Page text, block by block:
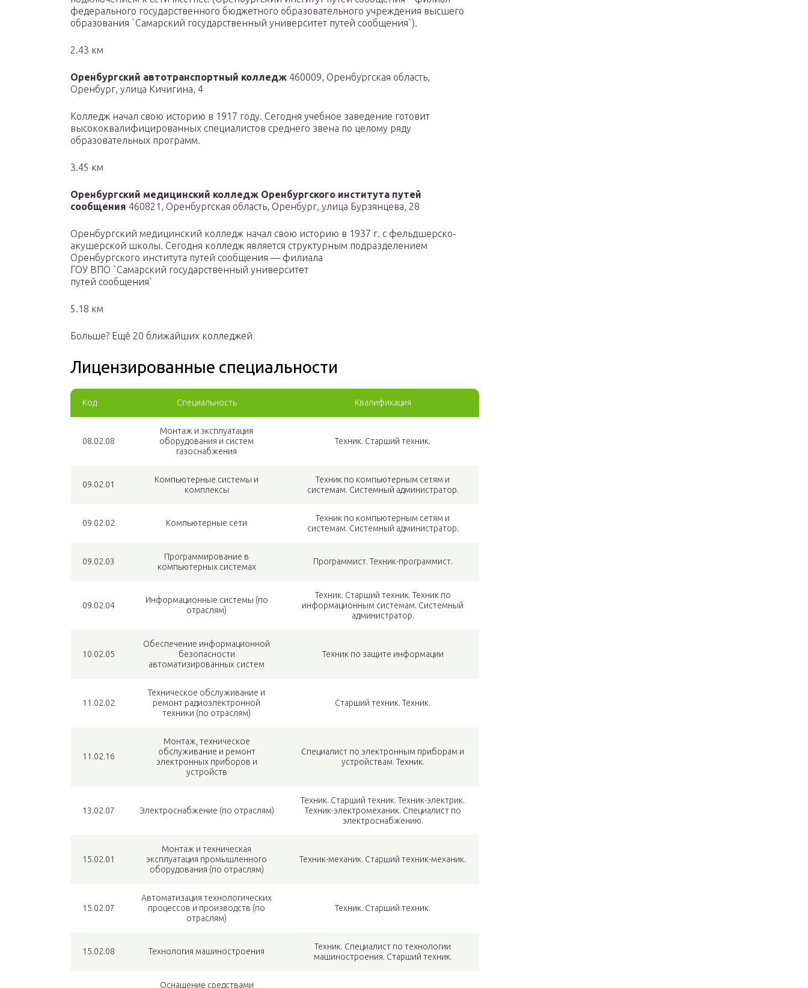
федерального государственного бюджетного образовательного учреждения высшего
образования `Самарский государственный университет путей сообщения`).
2.43 км
Оренбургский автотранспортный колледж 460009, Оренбургская область,
Оренбург, улица Кичигина, 4
Колледж начал свою историю в 1917 году. Сегодня учебное заведение готовит
высококвалифицированных специалистов среднего звена по целому ряду
образовательных программ.
3.45 км
Оренбургский медицинский колледж Оренбургского института путей
сообщения 460821, Оренбургская область, Оренбург, улица Бурзянцева, 28
Оренбургский медицинский колледж начал свою историю в 1937 г. с фельдшерско-
акушерской школы. Сегодня колледж является структурным подразделением
Оренбургского института путей сообщения — филиала
ГОУ ВПО `Самарский государственный университет
путей сообщения`
5.18 км
Больше? Ещё 20 ближайших колледжей
Лицензированные специальности
Код Специальность Квалификация
08.02.08
Монтаж и эксплуатация
оборудования и систем
газоснабжения
Техник. Старший техник.
09.02.01
Компьютерные системы и
комплексы
Техник по компьютерным сетям и
системам. Системный администратор.
09.02.02 Компьютерные сети
Техник по компьютерным сетям и
системам. Системный администратор.
09.02.03
Программирование в
компьютерных системах
Программист. Техник-программист.
09.02.04
Информационные системы (по
отраслям)
Техник. Старший техник. Техник по
информационным системам. Системный
администратор.
10.02.05
Обеспечение информационной
безопасности
автоматизированных систем
Техник по защите информации
11.02.02
Техническое обслуживание и
ремонт радиоэлектронной
техники (по отраслям)
Старший техник. Техник.
11.02.16
Монтаж, техническое
обслуживание и ремонт
электронных приборов и
устройств
Специалист по электронным приборам и
устройствам. Техник.
13.02.07 Электроснабжение (по отраслям)
Техник. Старший техник. Техник-электрик.
Техник-электромеханик. Специалист по
электроснабжению.
15.02.01
Монтаж и техническая
эксплуатация промышленного
оборудования (по отраслям)
Техник-механик. Старший техник-механик.
15.02.07
Автоматизация технологических
процессов и производств (по
отраслям)
Техник. Старший техник.
15.02.08 Технология машиностроения
Техник. Специалист по технологии
машиностроения. Старший техник.
Оснащение средствами